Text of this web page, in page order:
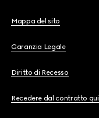
Mappa del sito
Garanzia Legale
Diritto di Recesso
Recedere dal contratto qui